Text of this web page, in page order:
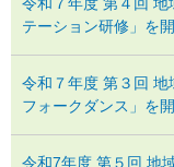
テーション研修」を
令和７年度 第３回 地
フォークダンス」を
令和7年度 第５回 地